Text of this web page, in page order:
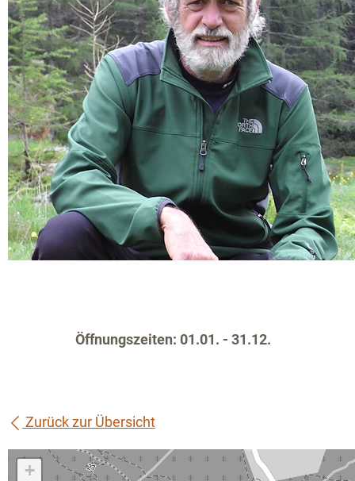
Öffnungszeiten: 01.01. - 31.12.
Zurück zur Übersicht
+